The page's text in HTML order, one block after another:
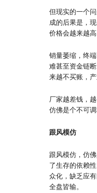
但现实的一个
成的后果是，
价格会越来越
销量萎缩，终
难甚至资金链
来越不买账，
厂家越差钱，
仿佛是个不可
跟风模仿
跟风模仿，仿
了生存的依赖
众化，缺乏应
全盘皆输。